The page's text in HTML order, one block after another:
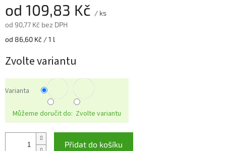
od 109,83 Kč / ks
od 90,77 Kč bez DPH
Měrná
od 86,60 Kč / 1 l
Zvolte variantu
Varianta
Můžeme doručit do: Zvolte variantu
Přidat do košíku